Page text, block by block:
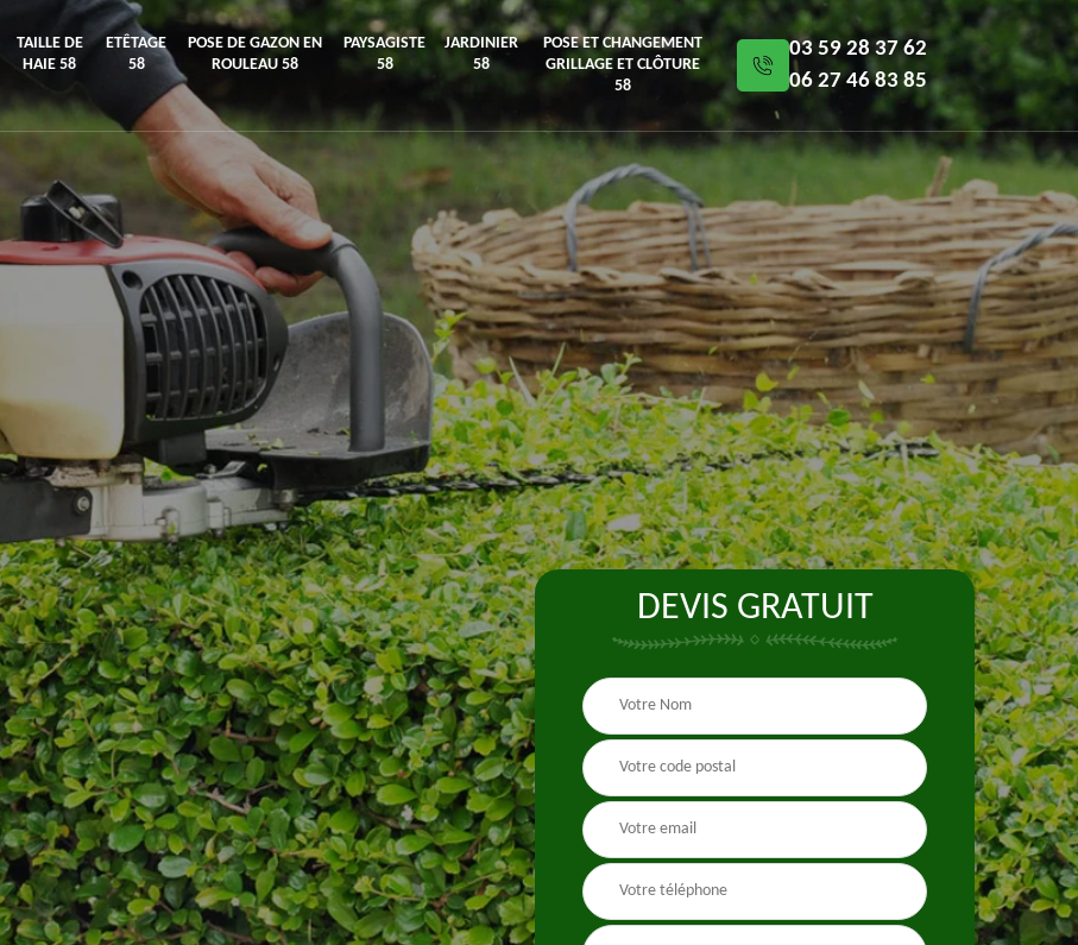
TAILLE DE
HAIE 58
ETÊTAGE
58
POSE DE GAZON EN
ROULEAU 58
PAYSAGISTE
58
JARDINIER
58
POSE ET CHANGEMENT
GRILLAGE ET CLÔTURE
58
03 59 28 37 62
06 27 46 83 85
DEVIS GRATUIT